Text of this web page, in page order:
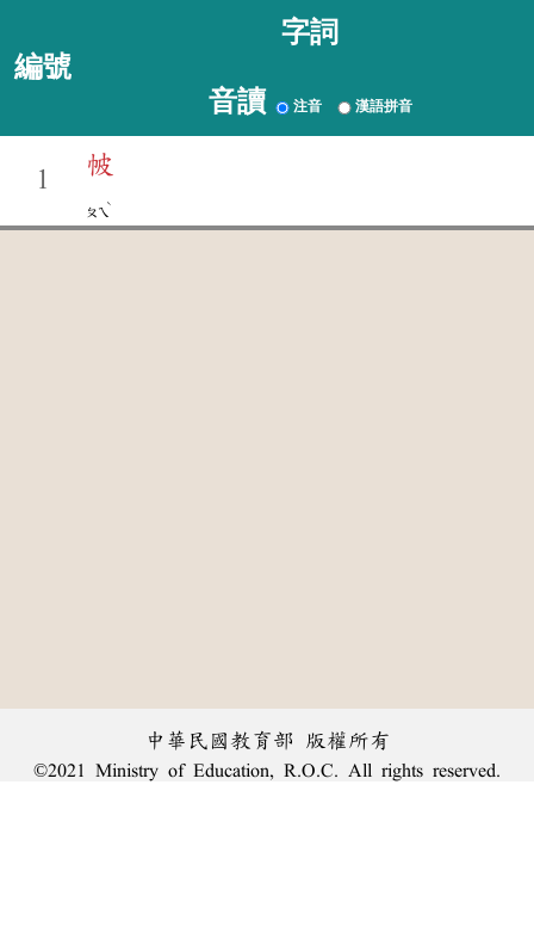
編號
字詞
音讀 注音 漢語拼音
1
帔
ㄆㄟ
ˋ
中華民國教育部 版權所有
©2021 Ministry of Education, R.O.C. All rights reserved.